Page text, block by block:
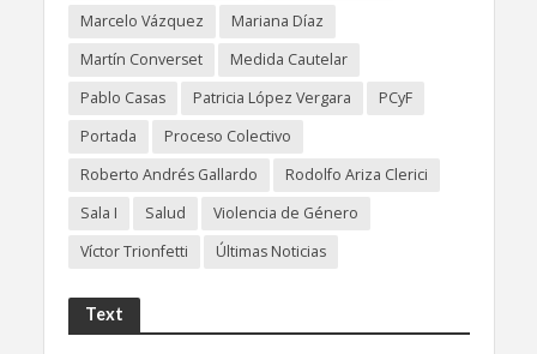
Marcelo Vázquez
Mariana Díaz
Martín Converset
Medida Cautelar
Pablo Casas
Patricia López Vergara
PCyF
Portada
Proceso Colectivo
Roberto Andrés Gallardo
Rodolfo Ariza Clerici
Sala I
Salud
Violencia de Género
Víctor Trionfetti
Últimas Noticias
Text